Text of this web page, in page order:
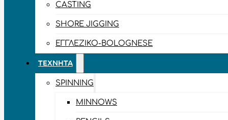
CASTING
SHORE JIGGING
ΕΓΓΛΈΖΙΚΟ-BOLOGNESE
ΤΕΧΝΗΤΆ
SPINNING
MINNOWS